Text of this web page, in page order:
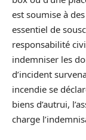
est soumise à
essentiel de
responsabilité
indemniser les
d’incident
incendie se
biens d’autrui,
charge